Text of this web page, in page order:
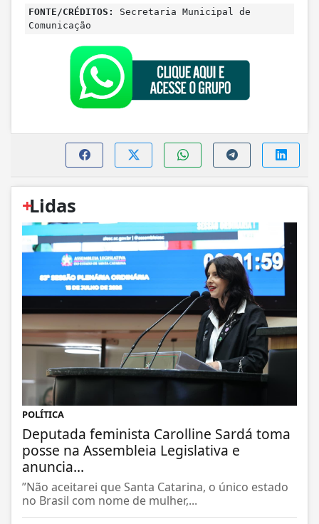
FONTE/CRÉDITOS:
Secretaria Municipal de
Comunicação
+
Lidas
POLÍTICA
Deputada feminista Carolline Sardá toma
posse na Assembleia Legislativa e
anuncia...
”Não aceitarei que Santa Catarina, o único estado
no Brasil com nome de mulher,...